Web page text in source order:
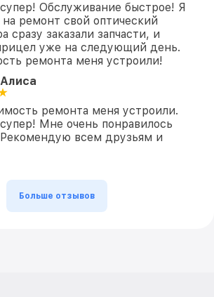
Обслуживание быстрое! Я
на ремонт свой оптический
сразу заказали запчасти, и
уже на следующий день.
ремонта меня устроили!
ремонта меня устроили.
Мне очень понравилось
всем друзьям и
Больше отзывов